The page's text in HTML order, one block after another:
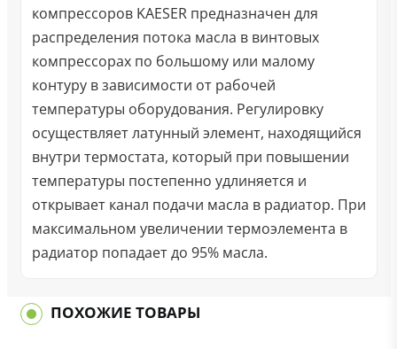
компрессоров KAESER предназначен для
распределения потока масла в винтовых
компрессорах по большому или малому
контуру в зависимости от рабочей
температуры оборудования. Регулировку
осуществляет латунный элемент, находящийся
внутри термостата, который при повышении
температуры постепенно удлиняется и
открывает канал подачи масла в радиатор. При
максимальном увеличении термоэлемента в
радиатор попадает до 95% масла.
ПОХОЖИЕ ТОВАРЫ